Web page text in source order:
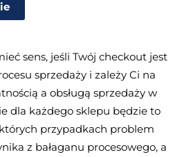
sens, jeśli Twój checkout jest
sprzedaży i zależy Ci na
a obsługą sprzedaży w
dla każdego sklepu będzie to
przypadkach problem
z bałaganu procesowego, a